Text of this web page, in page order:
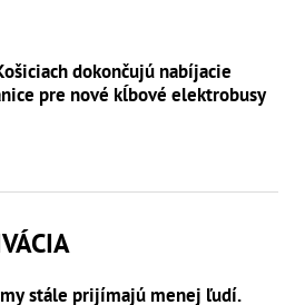
dokončujú nabíjacie
pre nové kĺbové elektrobusy
stále prijímajú menej ľudí.